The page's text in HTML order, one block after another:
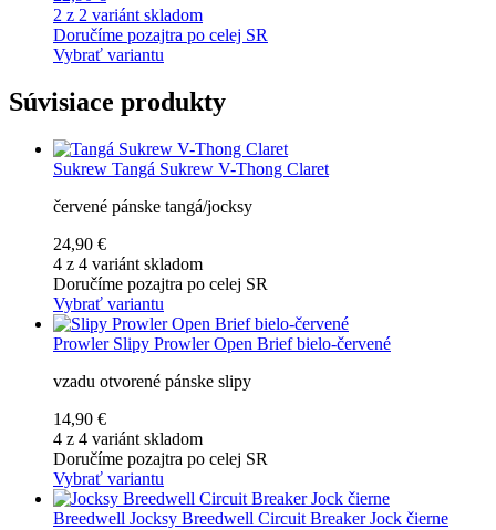
2 z 2 variánt skladom
Doručíme pozajtra po celej SR
Vybrať variantu
Súvisiace produkty
Sukrew Tangá Sukrew V-Thong Claret
červené pánske tangá/jocksy
24,90 €
4 z 4 variánt skladom
Doručíme pozajtra po celej SR
Vybrať variantu
Prowler Slipy Prowler Open Brief bielo-červené
vzadu otvorené pánske slipy
14,90 €
4 z 4 variánt skladom
Doručíme pozajtra po celej SR
Vybrať variantu
Breedwell Jocksy Breedwell Circuit Breaker Jock čierne